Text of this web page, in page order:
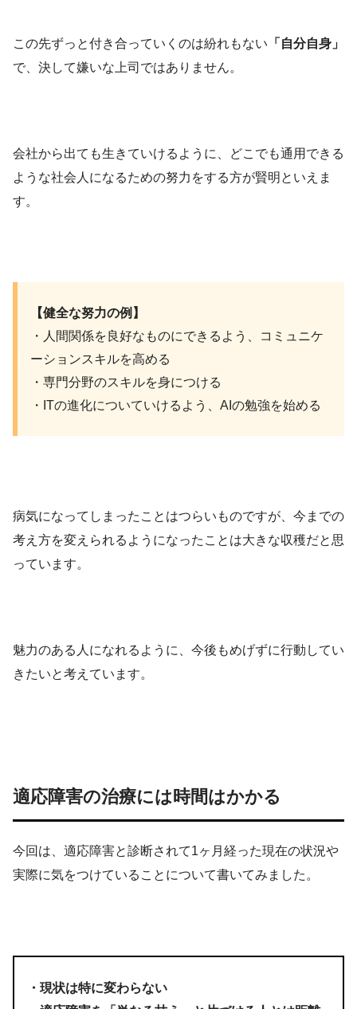
この先ずっと付き合っていくのは紛れもない 「自分自身」
で、決して嫌いな上司ではありません。
会社から出ても生きていけるように、どこでも通用できる
ような社会人になるための努力をする方が賢明といえま
す。
【健全な努力の例】
・人間関係を良好なものにできるよう、コミュニケ
ーションスキルを高める
・専門分野のスキルを身につける
・ITの進化についていけるよう、AIの勉強を始める
病気になってしまったことはつらいものですが、今までの
考え方を変えられるようになったことは大きな収穫だと思
っています。
魅力のある人になれるように、今後もめげずに行動してい
きたいと考えています。
適応障害の治療には時間はかかる
今回は、適応障害と診断されて1ヶ月経った現在の状況や
実際に気をつけていることについて書いてみました。
・現状は特に変わらない